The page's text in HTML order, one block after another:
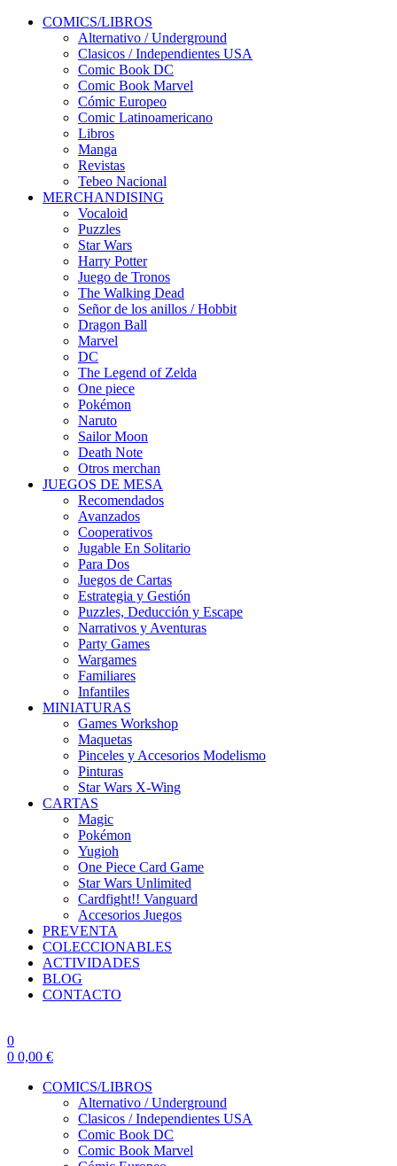
COMICS/LIBROS
Alternativo / Underground
Clasicos / Independientes USA
Comic Book DC
Comic Book Marvel
Cómic Europeo
Comic Latinoamericano
Libros
Manga
Revistas
Tebeo Nacional
MERCHANDISING
Vocaloid
Puzzles
Star Wars
Harry Potter
Juego de Tronos
The Walking Dead
Señor de los anillos / Hobbit
Dragon Ball
Marvel
DC
The Legend of Zelda
One piece
Pokémon
Naruto
Sailor Moon
Death Note
Otros merchan
JUEGOS DE MESA
Recomendados
Avanzados
Cooperativos
Jugable En Solitario
Para Dos
Juegos de Cartas
Estrategia y Gestión
Puzzles, Deducción y Escape
Narrativos y Aventuras
Party Games
Wargames
Familiares
Infantiles
MINIATURAS
Games Workshop
Maquetas
Pinceles y Accesorios Modelismo
Pinturas
Star Wars X-Wing
CARTAS
Magic
Pokémon
Yugioh
One Piece Card Game
Star Wars Unlimited
Cardfight!! Vanguard
Accesorios Juegos
PREVENTA
COLECCIONABLES
ACTIVIDADES
BLOG
CONTACTO
0
0 0,00 €
COMICS/LIBROS
Alternativo / Underground
Clasicos / Independientes USA
Comic Book DC
Comic Book Marvel